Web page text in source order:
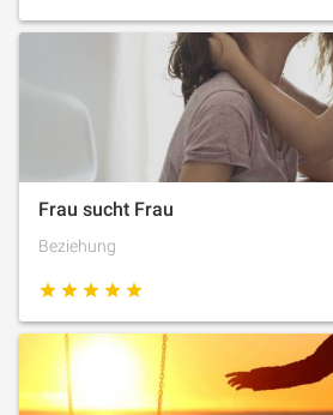
Frau sucht Frau
Beziehung